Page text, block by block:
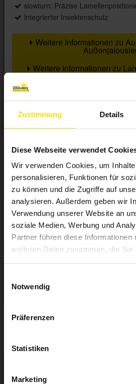
Zustimmung Details
Diese Webseite verwendet
Wir verwenden Cookies, um
personalisieren, Funktionen für
zu können und die Zugriffe auf
analysieren. Außerdem geben wir
Verwendung unserer Website an
soziale Medien, Werbung und
Partner führen diese Informationen
weiteren Daten zusammen, die Sie
Notwendig
Präferenzen
Statistiken
Marketing
slowturn: Präzise
Integrierter Insektenschutz
Weitere Informationen zu
Weitere Informationen zu
Farben
Das könnte Sie auch